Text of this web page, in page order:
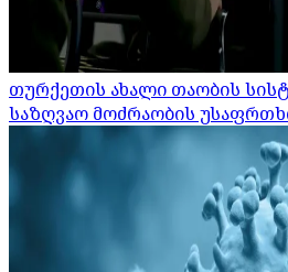
თურქეთის ახალი თაობის
საზღვაო მოძრაობის